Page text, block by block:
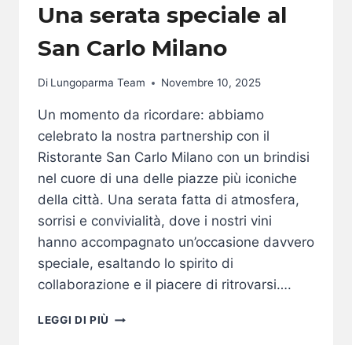
Una serata speciale al
San Carlo Milano
Di Lungoparma Team Novembre 10, 2025
Un momento da ricordare: abbiamo
celebrato la nostra partnership con il
Ristorante San Carlo Milano con un brindisi
nel cuore di una delle piazze più iconiche
della città. Una serata fatta di atmosfera,
sorrisi e convivialità, dove i nostri vini
hanno accompagnato un’occasione davvero
speciale, esaltando lo spirito di
collaborazione e il piacere di ritrovarsi….
LEGGI DI PIÙ UNA